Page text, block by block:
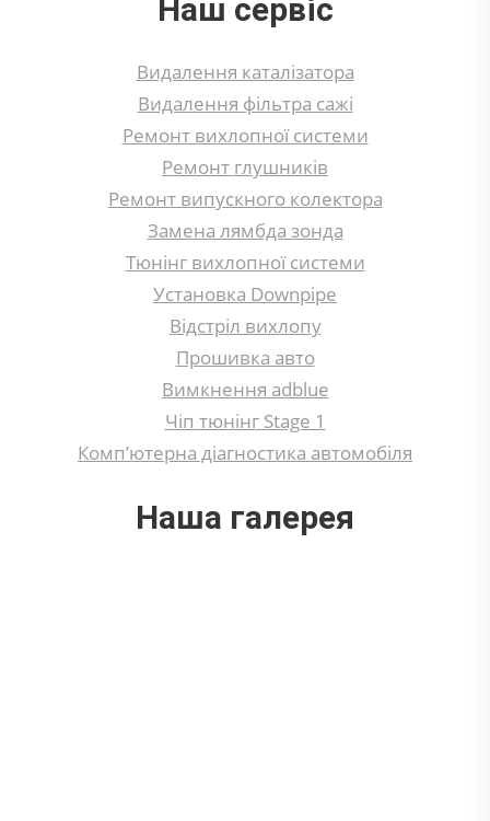
Наш сервіс
Видалення каталізатора
Видалення фільтра сажі
Ремонт вихлопної системи
Ремонт глушників
Ремонт випускного колектора
Замена лямбда зонда
Тюнінг вихлопної системи
Установка Downpipe
Відстріл вихлопу
Прошивка авто
Вимкнення adblue
Чіп тюнінг Stage 1
Комп’ютерна діагностика автомобіля
Наша галерея